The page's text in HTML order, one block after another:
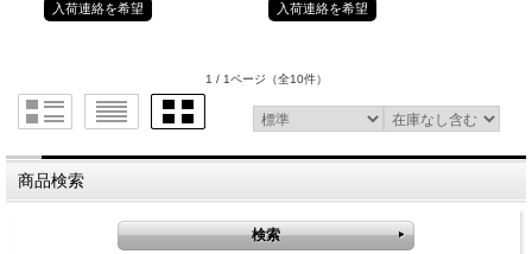
入荷連絡を希望 入荷連絡を希望
1 / 1ページ （全10件）
商品検索